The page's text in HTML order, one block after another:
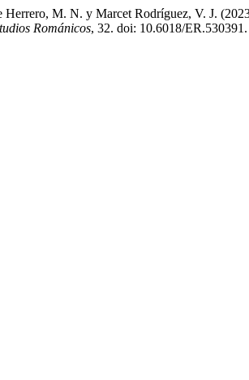
Herrero, M. N. y Marcet Rodríguez, V. J.
Románicos, 32. doi: 10.6018/ER.530391.